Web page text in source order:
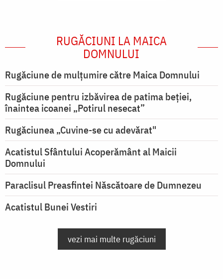
RUGĂCIUNI LA MAICA
DOMNULUI
Rugăciune de mulţumire către Maica Domnului
Rugăciune pentru izbăvirea de patima beției,
înaintea icoanei „Potirul nesecat”
Rugăciunea „Cuvine-se cu adevărat"
Acatistul Sfântului Acoperământ al Maicii
Domnului
Paraclisul Preasfintei Născătoare de Dumnezeu
Acatistul Bunei Vestiri
vezi mai multe rugăciuni